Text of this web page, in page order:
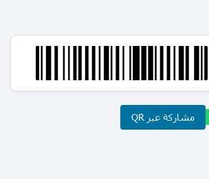
مشاركة عبر QR